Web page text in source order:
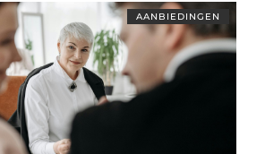
AANBIEDINGEN